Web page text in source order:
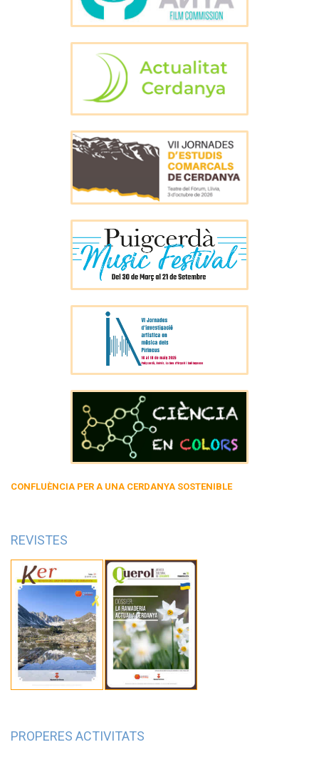
CONFLUÈNCIA PER A UNA CERDANYA SOSTENIBLE
REVISTES
PROPERES ACTIVITATS